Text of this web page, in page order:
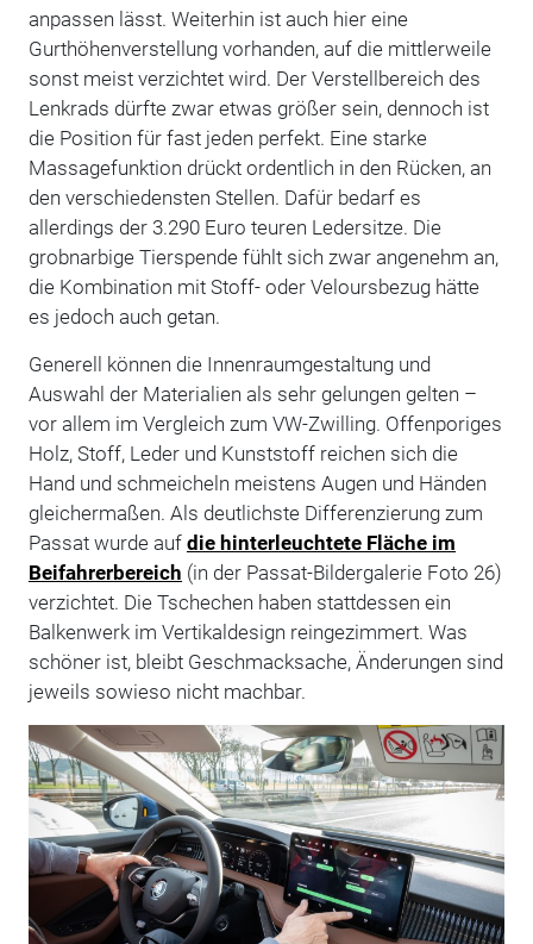
anpassen lässt. Weiterhin ist auch hier eine
Gurthöhenverstellung vorhanden, auf die mittlerweile
sonst meist verzichtet wird. Der Verstellbereich des
Lenkrads dürfte zwar etwas größer sein, dennoch ist
die Position für fast jeden perfekt. Eine starke
Massagefunktion drückt ordentlich in den Rücken, an
den verschiedensten Stellen. Dafür bedarf es
allerdings der 3.290 Euro teuren Ledersitze. Die
grobnarbige Tierspende fühlt sich zwar angenehm an,
die Kombination mit Stoff- oder Veloursbezug hätte
es jedoch auch getan.
Generell können die Innenraumgestaltung und
Auswahl der Materialien als sehr gelungen gelten –
vor allem im Vergleich zum VW-Zwilling. Offenporiges
Holz, Stoff, Leder und Kunststoff reichen sich die
Hand und schmeicheln meistens Augen und Händen
gleichermaßen. Als deutlichste Differenzierung zum
Passat wurde auf die hinterleuchtete Fläche im
Beifahrerbereich (in der Passat-Bildergalerie Foto 26)
verzichtet. Die Tschechen haben stattdessen ein
Balkenwerk im Vertikaldesign reingezimmert. Was
schöner ist, bleibt Geschmacksache, Änderungen sind
jeweils sowieso nicht machbar.